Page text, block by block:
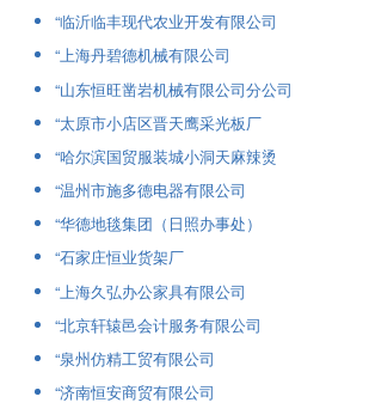
“临沂临丰现代农业开发有限公司
“上海丹碧德机械有限公司
“山东恒旺凿岩机械有限公司分公司
“太原市小店区晋天鹰采光板厂
“哈尔滨国贸服装城小洞天麻辣烫
“温州市施多德电器有限公司
“华德地毯集团（日照办事处）
“石家庄恒业货架厂
“上海久弘办公家具有限公司
“北京轩辕邑会计服务有限公司
“泉州仿精工贸有限公司
“济南恒安商贸有限公司